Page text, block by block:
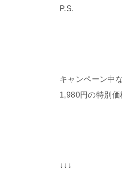
P.S.
キャンペーン中
1,980円の特別価
↓↓↓